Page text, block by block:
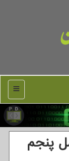
منو
پنجم